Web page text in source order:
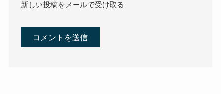
新しい投稿をメールで受け取る